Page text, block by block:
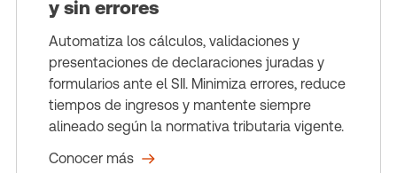
y sin errores
Automatiza los cálculos, validaciones y
presentaciones de declaraciones juradas y
formularios ante el SII. Minimiza errores, reduce
tiempos de ingresos y mantente siempre
alineado según la normativa tributaria vigente.
Conocer más